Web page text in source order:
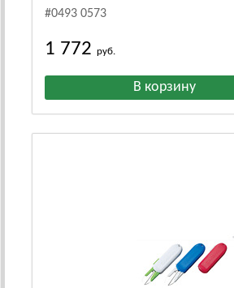
#0493 0573
1 772 руб.